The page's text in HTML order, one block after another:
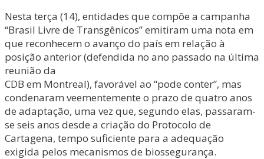
Nesta terça (14), entidades que compõe a campanha
“Brasil Livre de Transgênicos” emitiram uma nota em
que reconhecem o avanço do país em relação à
posição anterior (defendida no ano passado na última
reunião da
CDB em Montreal), favorável ao “pode conter”, mas
condenaram veementemente o prazo de quatro anos
de adaptação, uma vez que, segundo elas, passaram-
se seis anos desde a criação do Protocolo de
Cartagena, tempo suficiente para a adequação
exigida pelos mecanismos de biossegurança.